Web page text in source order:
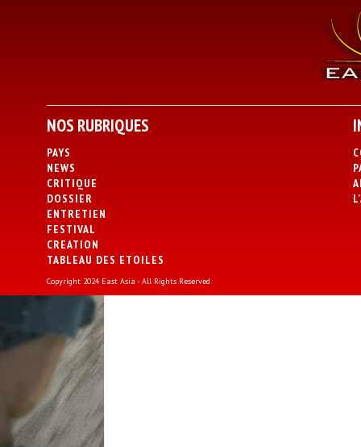
NOS RUBRIQUES
PAYS
NEWS
CRITIQUE
DOSSIER
ENTRETIEN
FESTIVAL
CREATION
TABLEAU DES ETOILES
Copyright 2024 East Asia - All Rights Reserved